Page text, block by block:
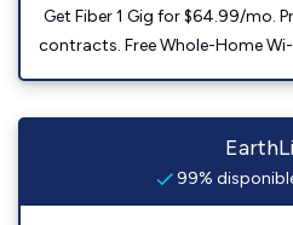
Get Fiber 1 Gig for $64.99/mo.
contracts. Free Whole-Home
99%